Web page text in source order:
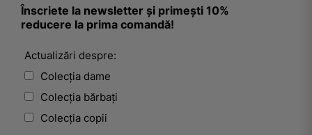
Înscriete la newsletter și primești 10%
reducere la prima comandă!
Actualizări despre:
Colecția dame
Colecția bărbați
Colecția copii